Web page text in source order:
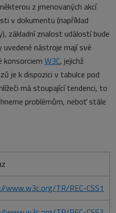
z jmenovaných akcí
v dokumentu (například
základní znalost událostí bude
uvedené nástroje mají své
konsorciem W3C, jejichž
je k dispozici v tabulce pod
má stoupající tendenci, to
problémům, neboť stále
www.w3c.org/TR/REC-CSS1